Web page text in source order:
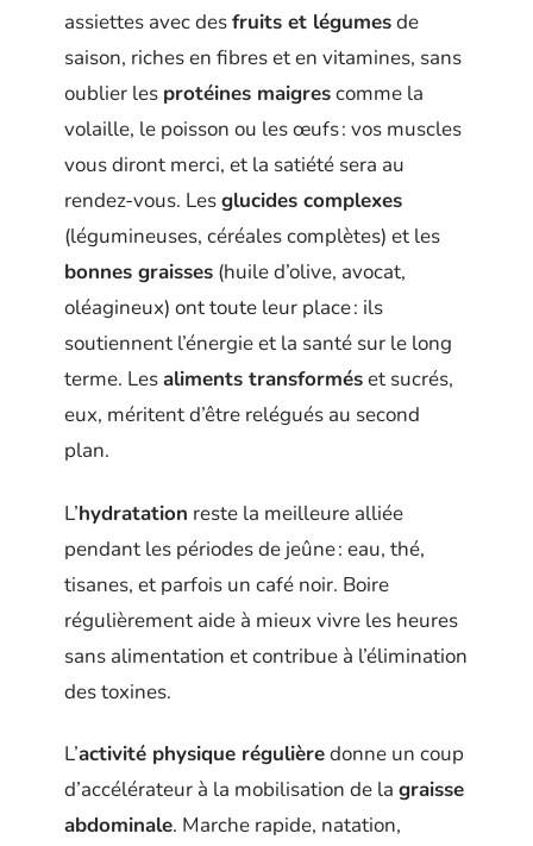
assiettes avec desfruits et légumesde
saison, riches en fibres et en vitamines, sans
oublier les protéines maigrescomme la
volaille, le poisson ou les œufs : vos muscles
vous diront merci, et la satiété sera au
rendez-vous. Lesglucides complexes
(légumineuses, céréales complètes) et les
bonnes graisses (huile d’olive, avocat,
oléagineux) ont toute leur place : ils
soutiennent l’énergie et la santé sur le long
terme. Lesaliments transforméset sucrés,
eux, méritent d’être relégués au second
plan.
L’hydratation reste la meilleure alliée
pendant les périodes de jeûne : eau, thé,
tisanes, et parfois un café noir. Boire
régulièrement aide à mieux vivre les heures
sans alimentation et contribue à l’élimination
des toxines.
L’activité physique régulièredonne un coup
d’accélérateur à la mobilisation de la graisse
abdominale. Marche rapide, natation,